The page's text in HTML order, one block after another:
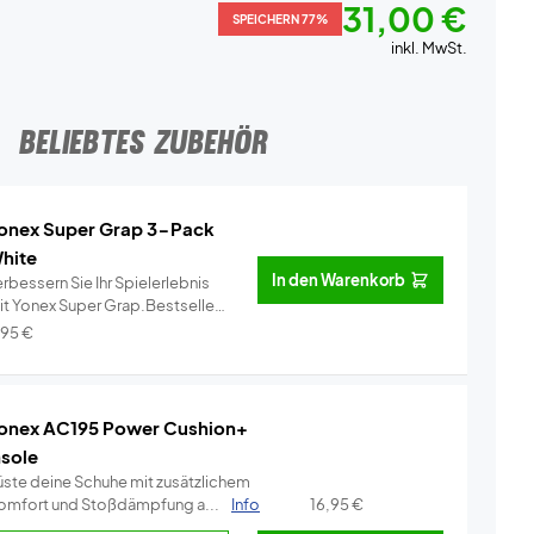
SPEICHERN 77% 31,00 €
inkl. MwSt.
BELIEBTES ZUBEHÖR
Super Grap 3-Pack
Sie Ihr Spielerlebnis
Yonex Super Grap.Bestseller
Info
€
In den Warenkorb
AC195 Power Cushion+
deine Schuhe mit zusätzlichem
und Stoßdämpfung a...
Info 16,95€